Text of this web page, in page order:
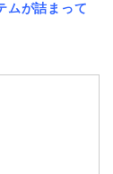
ムが詰まって